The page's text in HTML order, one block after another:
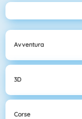
Avventura
3D
Corse